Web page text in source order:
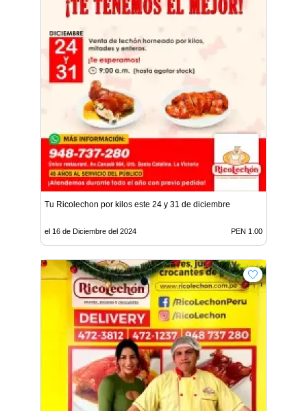
Tu Ricolechon por kilos este 24 y 31 de diciembre
el 16 de Diciembre del 2024 PEN 1.00